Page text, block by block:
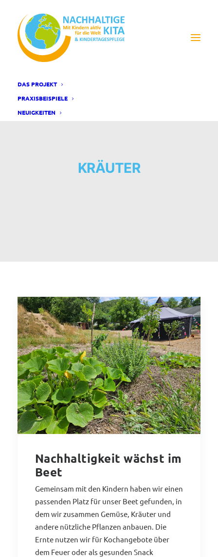
DAS PROJEKT
PRAXISBEISPIELE
NEUIGKEITEN
KRÄUTER
Nachhaltigkeit wächst im
Beet
Gemeinsam mit den Kindern haben wir einen
passenden Platz für unser Beet gefunden, in
dem wir zusammen Gemüse, Kräuter und
andere nützliche Pflanzen anbauen. Die
Ernte nutzen wir für Kochangebote über
dem Feuer oder als gesunden Snack